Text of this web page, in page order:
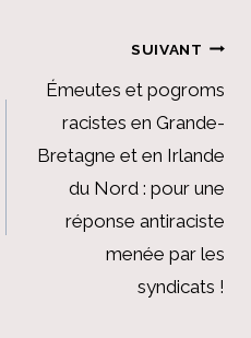
SUIVANT
Émeutes et pogroms
racistes en Grande-
Bretagne et en Irlande
du Nord : pour une
réponse antiraciste
menée par les
syndicats !